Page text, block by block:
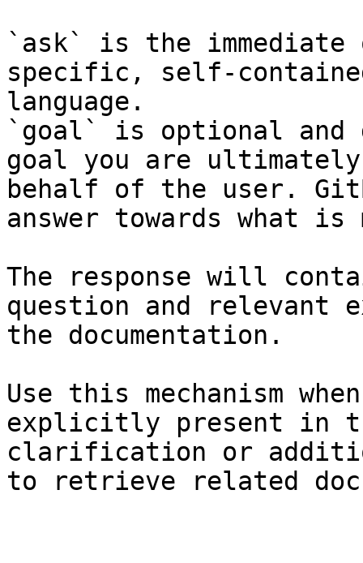
`ask` is the
specific, self-
language.
`goal` is optional and
goal you are
behalf of the user.
answer towards what
The response will
question and relevant
the documentation.
Use this mechanism
explicitly present in
clarification or